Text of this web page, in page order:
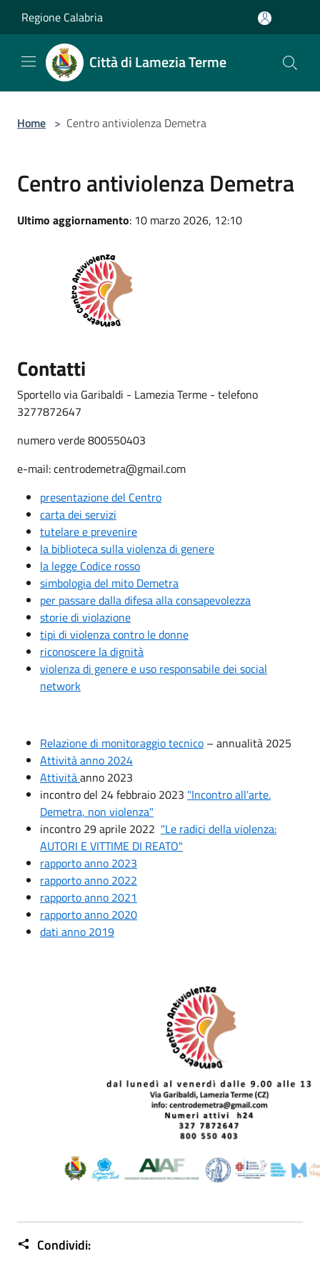
Regione Calabria
Città di Lamezia Terme
Home > Centro antiviolenza Demetra
Centro antiviolenza Demetra
Ultimo aggiornamento: 10 marzo 2026, 12:10
Contatti
Sportello via Garibaldi - Lamezia Terme - telefono
3277872647
numero verde 800550403
e-mail: centrodemetra@gmail.com
presentazione del Centro
carta dei servizi
tutelare e prevenire
la biblioteca sulla violenza di genere
la legge Codice rosso
simbologia del mito Demetra
per passare dalla difesa alla consapevolezza
storie di violazione
tipi di violenza contro le donne
riconoscere la dignità
violenza di genere e uso responsabile dei social
network
Relazione di monitoraggio tecnico – annualità 2025
Attività anno 2024
Attivitàanno 2023
incontro del 24 febbraio 2023 "Incontro all'arte.
Demetra, non violenza"
incontro 29 aprile 2022 "Le radici della violenza:
AUTORI E VITTIME DI REATO"
rapporto anno 2023
rapporto anno 2022
rapporto anno 2021
rapporto anno 2020
dati anno 2019
Condividi: